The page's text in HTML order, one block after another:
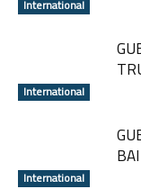
International
International
International